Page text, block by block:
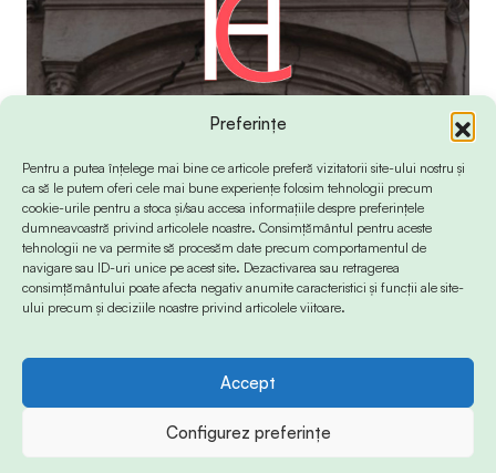
Preferințe
Pentru a putea înțelege mai bine ce articole preferă vizitatorii site-ului nostru și
ca să le putem oferi cele mai bune experiențe folosim tehnologii precum
cookie-urile pentru a stoca și/sau accesa informațiile despre preferințele
dumneavoastră privind articolele noastre. Consimțământul pentru aceste
tehnologii ne va permite să procesăm date precum comportamentul de
navigare sau ID-uri unice pe acest site. Dezactivarea sau retragerea
consimțământului poate afecta negativ anumite caracteristici și funcții ale site-
ului precum și deciziile noastre privind articolele viitoare.
Accept
Configurez preferințe
© 2024 Info-Sud-Est. All Rights Reserved.